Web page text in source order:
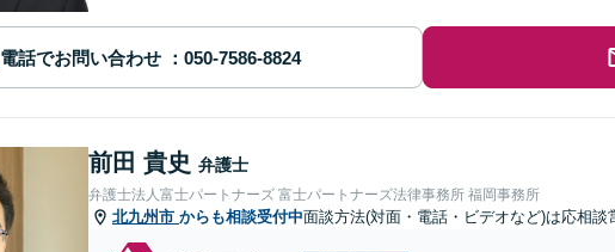
電話でお問い合わせ
前田 貴史 弁護士
弁護士法人富士パートナーズ 富士パートナーズ法律事務所 福岡事務所
北九州市 からも相談受付中面談方法(対面・電話・ビデオなど)は応相談